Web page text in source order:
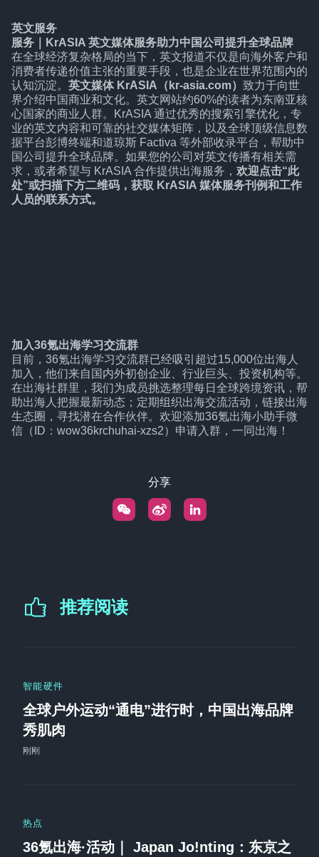
英文服务
服务
KrASIA 英文媒体服务助力中国公司提升全球品牌
在全球经济复杂格局的当下，英文报道不仅是向海外客户和
消费者传递价值主张的重要手段，也是企业在世界范围内的
认知沉淀。 英文媒体 KrASIA（kr-asia.com） 致力于向世
界介绍中国商业和文化。英文网站约60%的读者为东南亚核
心国家的商业人群。KrASIA 通过优秀的搜索引擎优化，专
业的英文内容和可靠的社交媒体矩阵，以及全球顶级信息数
据平台彭博终端和道琼斯 Factiva 等外部收录平台，帮助中
国公司提升全球品牌。如果您的公司对英文传播有相关需
求，或者希望与 KrASIA 合作提供出海服务， 欢迎点击“此
处”或扫描下方二维码，获取 KrASIA 媒体服务刊例和工作
人员的联系方式。
加入36氪出海学习交流群
目前，36氪出海学习交流群已经吸引超过15,000位出海人
加入，他们来自国内外初创企业、行业巨头、投资机构等。
在出海社群里，我们为成员挑选整理每日全球跨境资讯，帮
助出海人把握最新动态；定期组织出海交流活动，链接出海
生态圈，寻找潜在合作伙伴。欢迎添加36氪出海小助手微
信（ID：wow36krchuhai-xzs2）申请入群，一同出海！
分享
推荐阅读
智能硬件
全球户外运动“通电”进行时，中国出海品牌
秀肌肉
刚刚
热点
36氪出海·活动｜ Japan Jo!nting：东京之